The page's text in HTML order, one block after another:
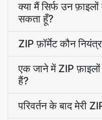
क्या मैं सिर्फ उन
सकता हूँ?
ZIP फ़ॉर्मेट कौन
एक जाने में ZIP
हैं?
परिवर्तन के बाद मेरी